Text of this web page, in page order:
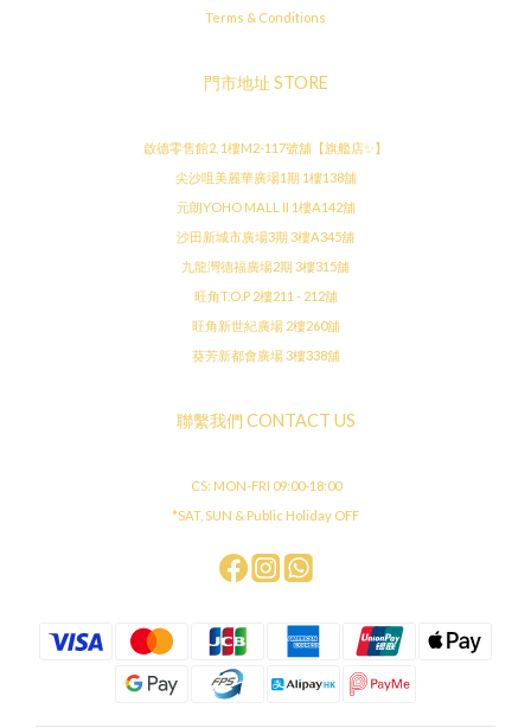
Terms & Conditions
門市地址 STORE
啟德零售館2, 1樓M2-117號舖【旗艦店✨】
尖沙咀美麗華廣場1期 1樓138舖
元朗YOHO MALL II 1樓A142舖
沙田新城市廣場3期 3樓A345舖
九龍灣德福廣場2期 3樓315舖
旺角T.O.P 2樓211 - 212舖
旺角新世紀廣場 2樓260舖
葵芳新都會廣場 3樓338舖
聯繫我們 CONTACT US
CS: MON-FRI 09:00-18:00
*SAT, SUN & Public Holiday OFF